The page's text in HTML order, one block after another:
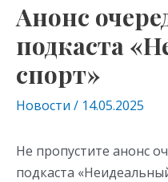
Анонс
подкаста
спорт»
Новости / 14.05.2025
Не пропустите анонс
подкаста